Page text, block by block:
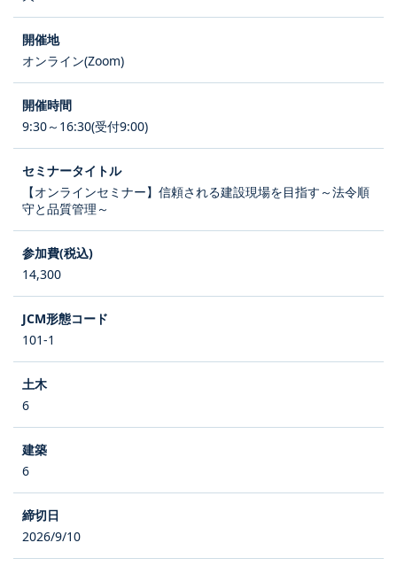
オンライン(Zoom)
9:30～16:30(受付9:00)
【オンラインセミナー】信頼される建設現場を目指す～法令順
守と品質管理～
14,300
101-1
6
6
2026/9/10